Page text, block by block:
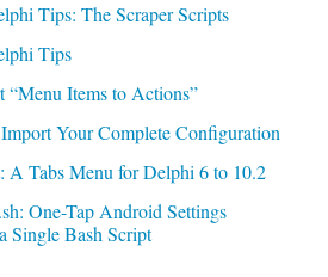
Tips: The Scraper Scripts
Tips
Items to Actions”
Your Complete Configuration
A Tabs Menu for Delphi 6 to 10.2
One-Tap Android Settings
Single Bash Script